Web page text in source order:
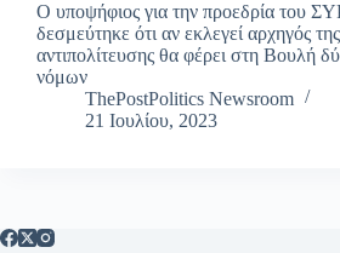
Ο υποψήφιος για την προεδρία του
δεσμεύτηκε ότι αν εκλεγεί αρχηγός
αντιπολίτευσης θα φέρει στη Βουλή
νόμων
ThePostPolitics Newsroom
21 Ιουλίου, 2023